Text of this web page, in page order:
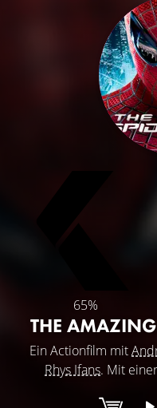
65%
THE
Ein Actionfilm mit
Rhys Ifans. Mit